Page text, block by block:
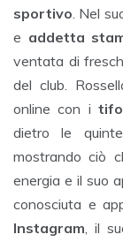
sportivo. Nel
e addetta
ventata di
del club.
online con i
dietro le
mostrando ciò
energia e il suo
conosciuta e
Instagram, il